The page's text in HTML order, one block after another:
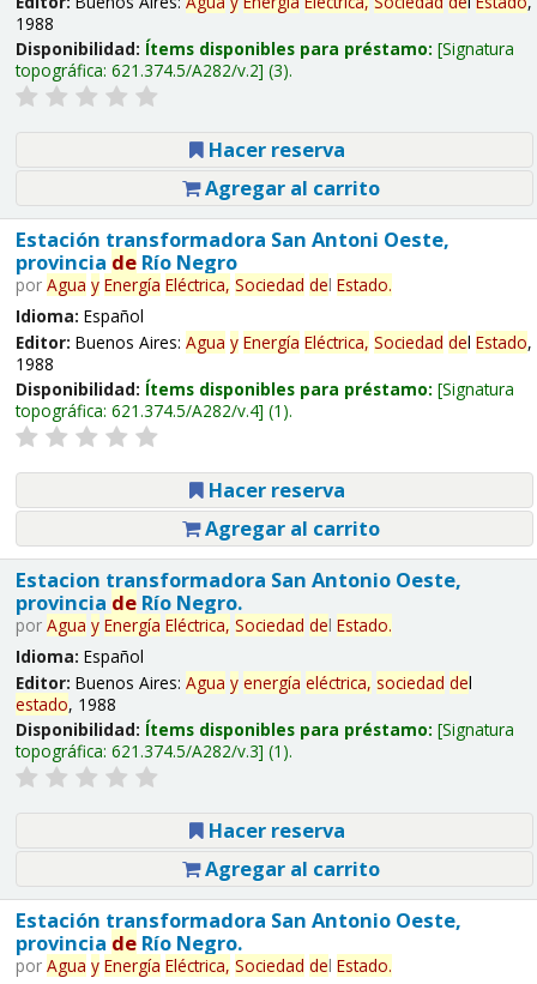
1988
Disponibilidad: Ítems disponibles para préstamo: Signatura
topográfica: 621.374.5/A282/v.2 (3).
Hacer reserva
Agregar al carrito
Estación transformadora San Antoni Oeste,
provincia deRío Negro
por Agua y Energía Eléctrica, Sociedad del Estado.
Idioma: Español
Editor: Buenos Aires: Agua y Energía Eléctrica, Sociedad del Estado,
1988
Disponibilidad: Ítems disponibles para préstamo: Signatura
topográfica: 621.374.5/A282/v.4 (1).
Hacer reserva
Agregar al carrito
Estacion transformadora San Antonio Oeste,
provincia deRío Negro.
por Agua y Energía Eléctrica, Sociedad del Estado.
Idioma: Español
Editor: Buenos Aires: Agua y energía eléctrica, sociedad del
estado, 1988
Disponibilidad: Ítems disponibles para préstamo: Signatura
topográfica: 621.374.5/A282/v.3 (1).
Hacer reserva
Agregar al carrito
Estación transformadora San Antonio Oeste,
provincia deRío Negro.
por Agua y Energía Eléctrica, Sociedad del Estado.